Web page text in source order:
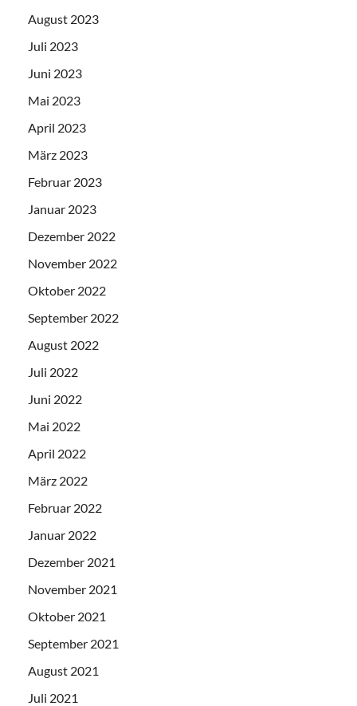
August 2023
Juli 2023
Juni 2023
Mai 2023
April 2023
März 2023
Februar 2023
Januar 2023
Dezember 2022
November 2022
Oktober 2022
September 2022
August 2022
Juli 2022
Juni 2022
Mai 2022
April 2022
März 2022
Februar 2022
Januar 2022
Dezember 2021
November 2021
Oktober 2021
September 2021
August 2021
Juli 2021